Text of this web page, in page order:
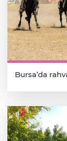
Bursa’da